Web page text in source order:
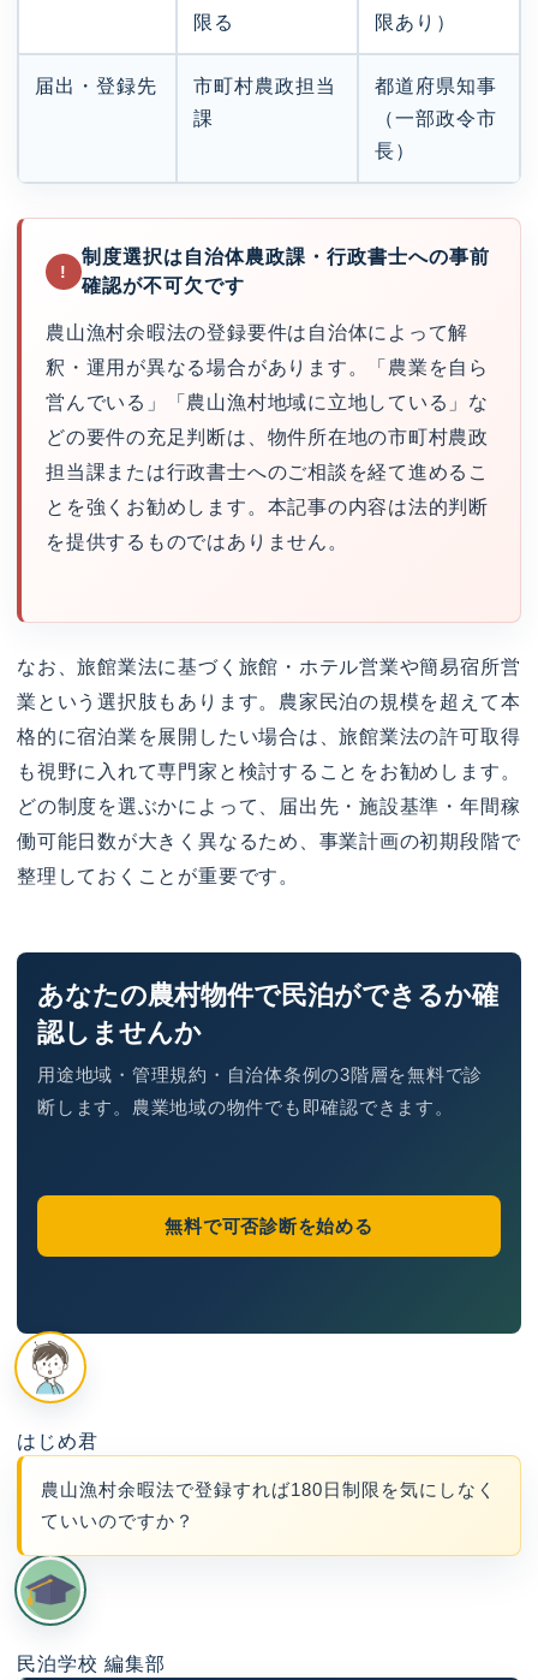
限る 限あり）
届出・登録先
市町村農政担当
課
都道府県知事
（一部政令市
長）
!
制度選択は自治体農政課・行政書士への事前
確認が不可欠です
農山漁村余暇法の登録要件は自治体によって解
釈・運用が異なる場合があります。「農業を自ら
営んでいる」「農山漁村地域に立地している」な
どの要件の充足判断は、物件所在地の市町村農政
担当課または行政書士へのご相談を経て進めるこ
とを強くお勧めします。本記事の内容は法的判断
を提供するものではありません。
なお、旅館業法に基づく旅館・ホテル営業や簡易宿所営
業という選択肢もあります。農家民泊の規模を超えて本
格的に宿泊業を展開したい場合は、旅館業法の許可取得
も視野に入れて専門家と検討することをお勧めします。
どの制度を選ぶかによって、届出先・施設基準・年間稼
働可能日数が大きく異なるため、事業計画の初期段階で
整理しておくことが重要です。
あなたの農村物件で民泊ができるか確
認しませんか
用途地域・管理規約・自治体条例の3階層を無料で診
断します。農業地域の物件でも即確認できます。
無料で可否診断を始める
はじめ君
農山漁村余暇法で登録すれば180日制限を気にしなく
ていいのですか？
民泊学校 編集部